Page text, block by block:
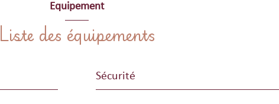
Equipement
Liste des équipements
Sécurité